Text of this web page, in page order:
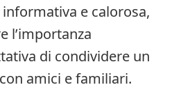
e calorosa,
l’importanza
di condividere un
amici e familiari.